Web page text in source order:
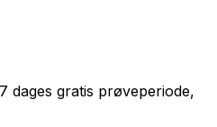
dages gratis prøveperiode,